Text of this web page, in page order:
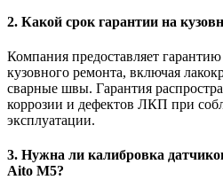
2. Какой срок гарантии на
Компания предоставляет
кузовного ремонта, включая
сварные швы. Гарантия
коррозии и дефектов ЛКП при
эксплуатации.
3. Нужна ли калибровка
Aito M5?